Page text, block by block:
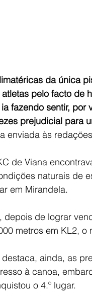
da única
pelo facto de
fazendo sentir,
prejudicial para
enviada às
de Viana
naturais de
em Mirandela.
depois de lograr
metros em KL2,
ainda, as
à canoa,
o 4.º lugar.